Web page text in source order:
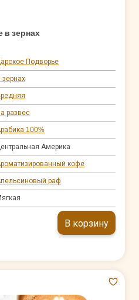
в зернах
Подворье
зернах
развес
100%
Америка
кофе
раф
В корзину